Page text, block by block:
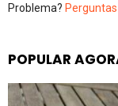
Problema?
POPULAR